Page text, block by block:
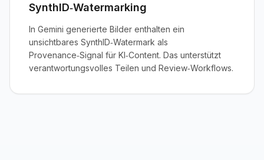
SynthID‑Watermarking
In Gemini generierte Bilder enthalten ein
unsichtbares SynthID‑Watermark als
Provenance‑Signal für KI‑Content. Das unterstützt
verantwortungsvolles Teilen und Review‑Workflows.